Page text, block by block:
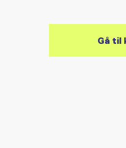
Gå til